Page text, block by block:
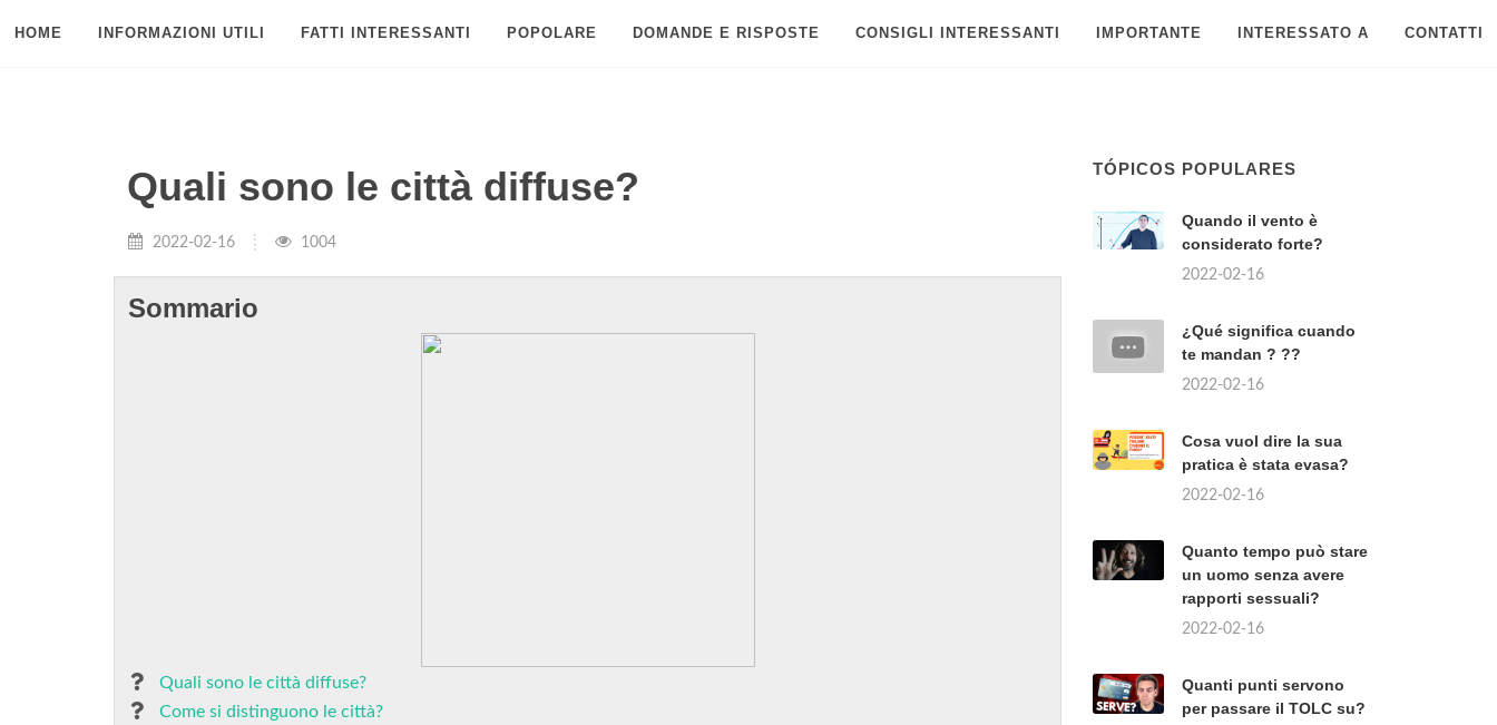
HOME INFORMAZIONI UTILI FATTI INTERESSANTI POPOLARE DOMANDE E RISPOSTE CONSIGLI INTERESSANTI IMPORTANTE INTERESSATO A CONTATTI
Quali sono le città diffuse?
2022-02-16 1004
Sommario
Quali sono le città diffuse?
Come si distinguono le città?
TÓPICOS POPULARES
Quando il vento è
considerato forte?
2022-02-16
¿Qué significa cuando
te mandan ? ??
2022-02-16
Cosa vuol dire la sua
pratica è stata evasa?
2022-02-16
Quanto tempo può stare
un uomo senza avere
rapporti sessuali?
2022-02-16
Quanti punti servono
per passare il TOLC su?